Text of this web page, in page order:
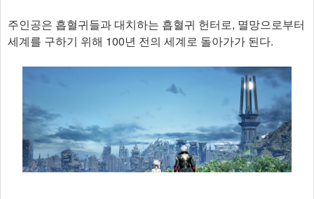
주인공은 흡혈귀들과 대치하는 흡혈귀 헌터로, 멸망으로부터
세계를 구하기 위해 100년 전의 세계로 돌아가가 된다.